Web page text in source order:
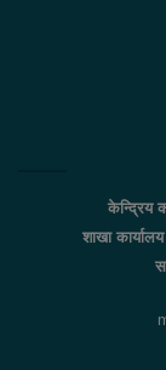
केन्द्रिय
शाखा